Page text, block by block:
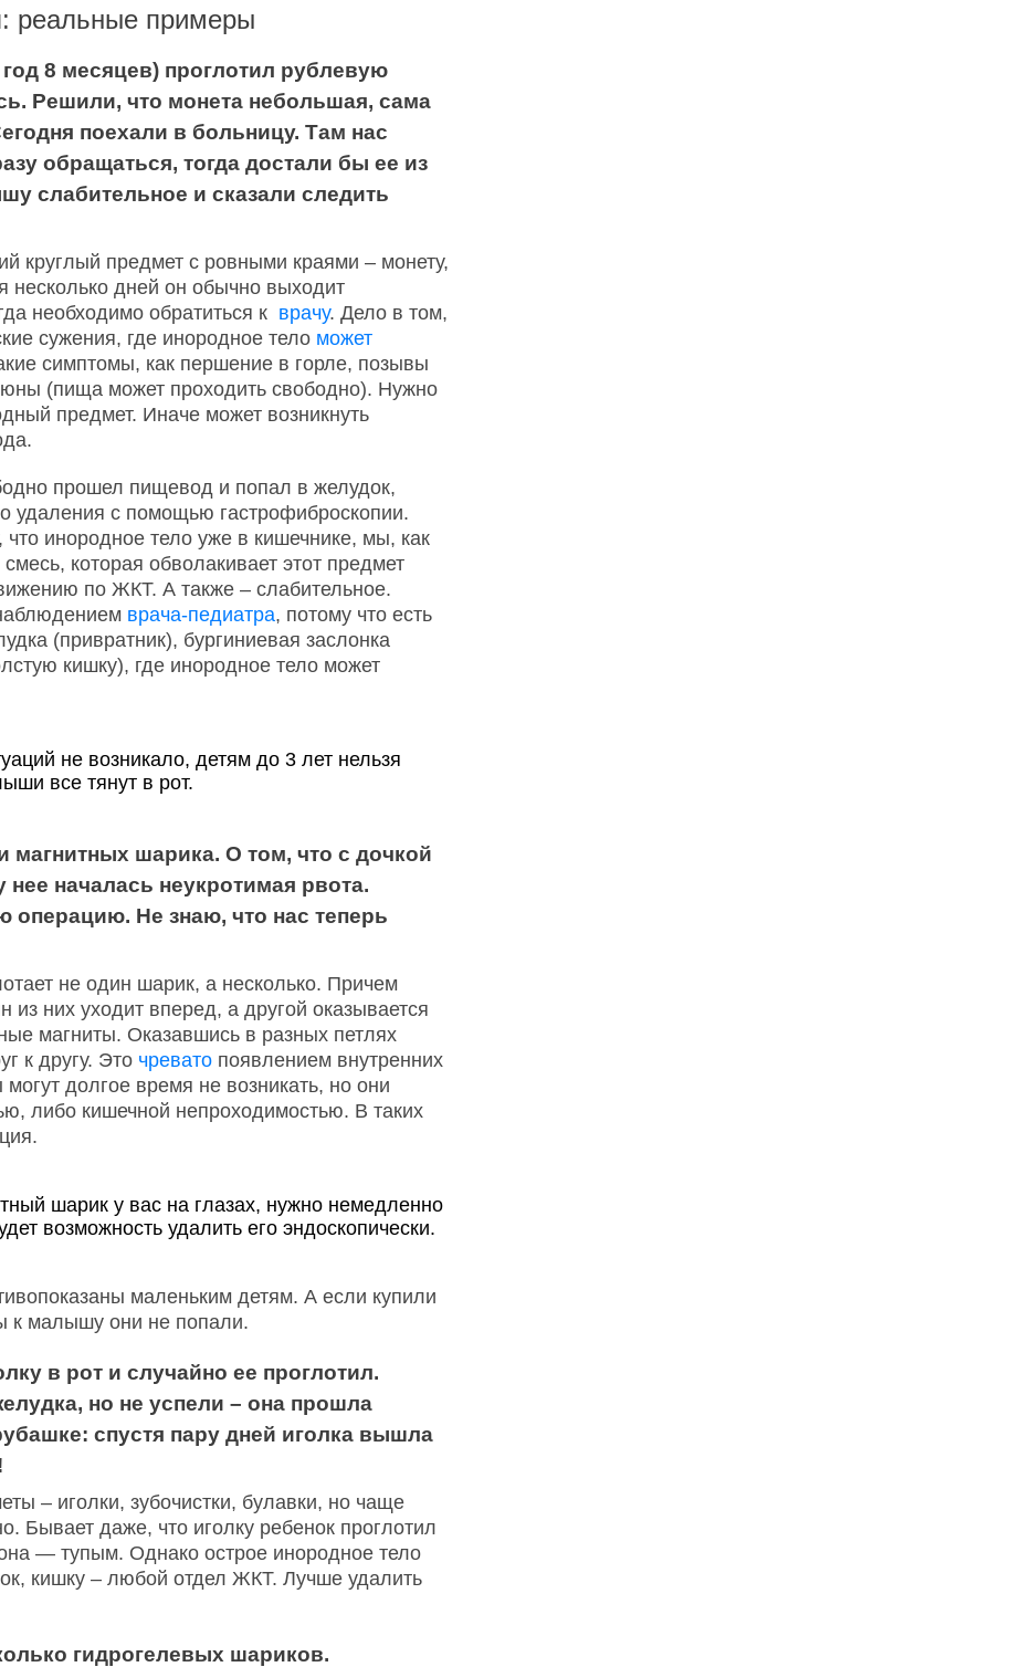
реальные примеры
8 месяцев) проглотил рублевую
Решили, что монета небольшая, сама
поехали в больницу. Там нас
обращаться, тогда достали бы ее из
слабительное и сказали следить
круглый предмет с ровными краями – монету,
несколько дней он обычно выходит
необходимо обратиться к врачу. Дело в том,
сужения, где инородное тело может
симптомы, как першение в горле, позывы
(пища может проходить свободно). Нужно
предмет. Иначе может возникнуть
прошел пищевод и попал в желудок,
удаления с помощью гастрофиброскопии.
что инородное тело уже в кишечнике, мы, как
которая обволакивает этот предмет
по ЖКТ. А также – слабительное.
врача-педиатра, потому что есть
(привратник), бургиниевая заслонка
кишку), где инородное тело может
не возникало, детям до 3 лет нельзя
все тянут в рот.
магнитных шарика. О том, что с дочкой
началась неукротимая рвота.
Не знаю, что нас теперь
не один шарик, а несколько. Причем
из них уходит вперед, а другой оказывается
магниты. Оказавшись в разных петлях
к другу. Это чревато появлением внутренних
долгое время не возникать, но они
либо кишечной непроходимостью. В таких
шарик у вас на глазах, нужно немедленно
возможность удалить его эндоскопически.
маленьким детям. А если купили
к малышу они не попали.
в рот и случайно ее проглотил.
но не успели – она прошла
спустя пару дней иголка вышла
– иголки, зубочистки, булавки, но чаще
Бывает даже, что иголку ребенок проглотил
— тупым. Однако острое инородное тело
кишку – любой отдел ЖКТ. Лучше удалить
гидрогелевых шариков.